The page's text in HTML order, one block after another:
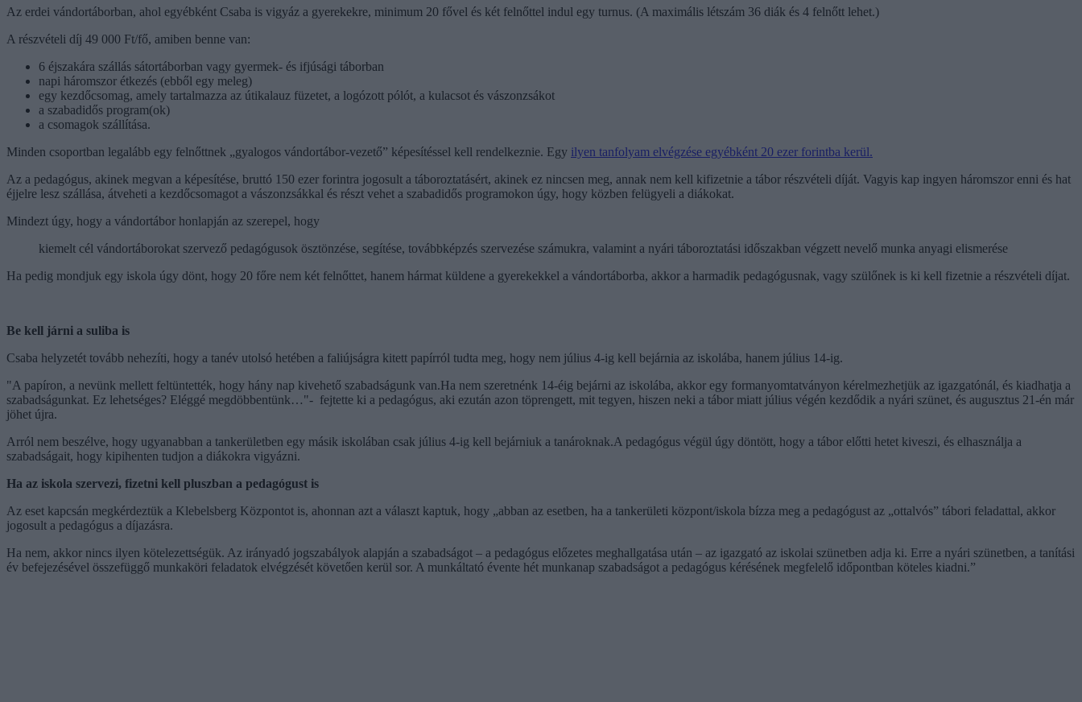
Az erdei vándortáborban, ahol egyébként Csaba is vigyáz a gyerekekre, minimum 20 fővel és két felnőttel indul egy turnus. (A maximális létszám 36 diák és 4 felnőtt lehet.)
A részvételi díj 49 000 Ft/fő, amiben benne van:
6 éjszakára szállás sátortáborban vagy gyermek- és ifjúsági táborban
napi háromszor étkezés (ebből egy meleg)
egy kezdőcsomag, amely tartalmazza az útikalauz füzetet, a logózott pólót, a kulacsot és vászonzsákot
a szabadidős program(ok)
a csomagok szállítása.
Minden csoportban legalább egy felnőttnek „gyalogos vándortábor-vezető” képesítéssel kell rendelkeznie. Egy ilyen tanfolyam elvégzése egyébként 20 ezer forintba kerül.
Az a pedagógus, akinek megvan a képesítése, bruttó 150 ezer forintra jogosult a táboroztatásért, akinek ez nincsen meg, annak nem kell kifizetnie a tábor részvételi díját. Vagyis kap ingyen háromszor enni és hat
éjjelre lesz szállása, átveheti a kezdőcsomagot a vászonzsákkal és részt vehet a szabadidős programokon úgy, hogy közben felügyeli a diákokat.
Mindezt úgy, hogy a vándortábor honlapján az szerepel, hogy
kiemelt cél vándortáborokat szervező pedagógusok ösztönzése, segítése, továbbképzés szervezése számukra, valamint a nyári táboroztatási időszakban végzett nevelő munka anyagi elismerése
Ha pedig mondjuk egy iskola úgy dönt, hogy 20 főre nem két felnőttet, hanem hármat küldene a gyerekekkel a vándortáborba, akkor a harmadik pedagógusnak, vagy szülőnek is ki kell fizetnie a részvételi díjat.
Be kell járni a suliba is
Csaba helyzetét tovább nehezíti, hogy a tanév utolsó hetében a faliújságra kitett papírról tudta meg, hogy nem július 4-ig kell bejárnia az iskolába, hanem július 14-ig.
"A papíron, a nevünk mellett feltüntették, hogy hány nap kivehető szabadságunk van.Ha nem szeretnénk 14-éig bejárni az iskolába, akkor egy formanyomtatványon kérelmezhetjük az igazgatónál, és kiadhatja a
szabadságunkat. Ez lehetséges? Eléggé megdöbbentünk…"- fejtette ki a pedagógus, aki ezután azon töprengett, mit tegyen, hiszen neki a tábor miatt július végén kezdődik a nyári szünet, és augusztus 21-én már
jöhet újra.
Arról nem beszélve, hogy ugyanabban a tankerületben egy másik iskolában csak július 4-ig kell bejárniuk a tanároknak.A pedagógus végül úgy döntött, hogy a tábor előtti hetet kiveszi, és elhasználja a
szabadságait, hogy kipihenten tudjon a diákokra vigyázni.
Ha az iskola szervezi, fizetni kell pluszban a pedagógust is
Az eset kapcsán megkérdeztük a Klebelsberg Központot is, ahonnan azt a választ kaptuk, hogy „abban az esetben, ha a tankerületi központ/iskola bízza meg a pedagógust az „ottalvós” tábori feladattal, akkor
jogosult a pedagógus a díjazásra.
Ha nem, akkor nincs ilyen kötelezettségük. Az irányadó jogszabályok alapján a szabadságot – a pedagógus előzetes meghallgatása után – az igazgató az iskolai szünetben adja ki. Erre a nyári szünetben, a tanítási
év befejezésével összefüggő munkaköri feladatok elvégzését követően kerül sor. A munkáltató évente hét munkanap szabadságot a pedagógus kérésének megfelelő időpontban köteles kiadni.”